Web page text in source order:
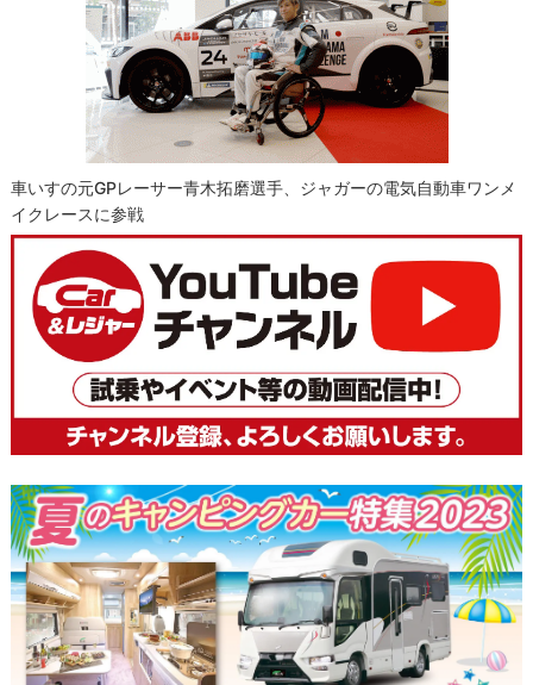
車いすの元GPレーサー青木拓磨選手、ジャガーの電気自動車ワンメ
イクレースに参戦